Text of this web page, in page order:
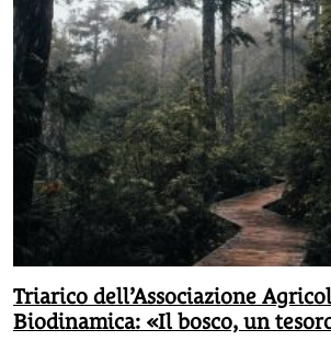
Triarico dell’Associazione
Biodinamica: «Il bosco, un